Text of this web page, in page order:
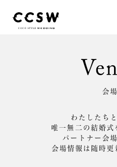
会場
わたしたち
唯一無二の結婚式
パートナー会
会場情報は随時更